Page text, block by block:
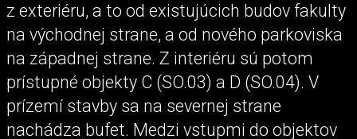
z exteriéru, a to od existujúcich budov fakulty
na východnej strane, a od nového parkoviska
na západnej strane. Z interiéru sú potom
prístupné objekty C (SO.03) a D (SO.04). V
prízemí stavby sa na severnej strane
nachádza bufet. Medzi vstupmi do objektov